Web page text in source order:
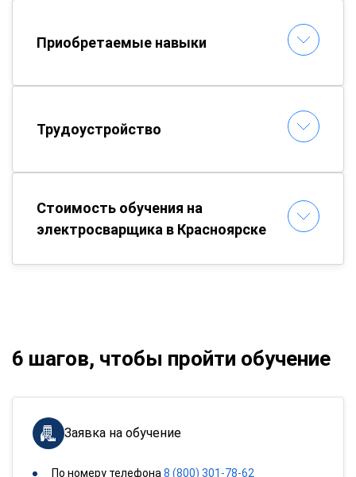
Приобретаемые навыки
Трудоустройство
Стоимость обучения на
электросварщика в Красноярске
6 шагов, чтобы пройти обучение
Заявка на обучение
По номеру телефона 8 (800) 301-78-62